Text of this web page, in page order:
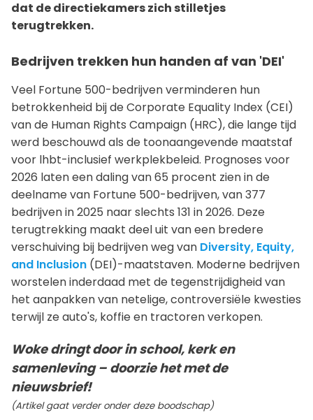
dat de directiekamers zich stilletjes
terugtrekken.
Bedrijven trekken hun handen af van 'DEI'
Veel Fortune 500-bedrijven verminderen hun
betrokkenheid bij de Corporate Equality Index (CEI)
van de Human Rights Campaign (HRC), die lange tijd
werd beschouwd als de toonaangevende maatstaf
voor lhbt-inclusief werkplekbeleid. Prognoses voor
2026 laten een daling van 65 procent zien in de
deelname van Fortune 500-bedrijven, van 377
bedrijven in 2025 naar slechts 131 in 2026. Deze
terugtrekking maakt deel uit van een bredere
verschuiving bij bedrijven weg van Diversity, Equity,
and Inclusion (DEI)-maatstaven. Moderne bedrijven
worstelen inderdaad met de tegenstrijdigheid van
het aanpakken van netelige, controversiële kwesties
terwijl ze auto's, koffie en tractoren verkopen.
Woke dringt door in school, kerk en
samenleving – doorzie het met de
nieuwsbrief!
(Artikel gaat verder onder deze boodschap)